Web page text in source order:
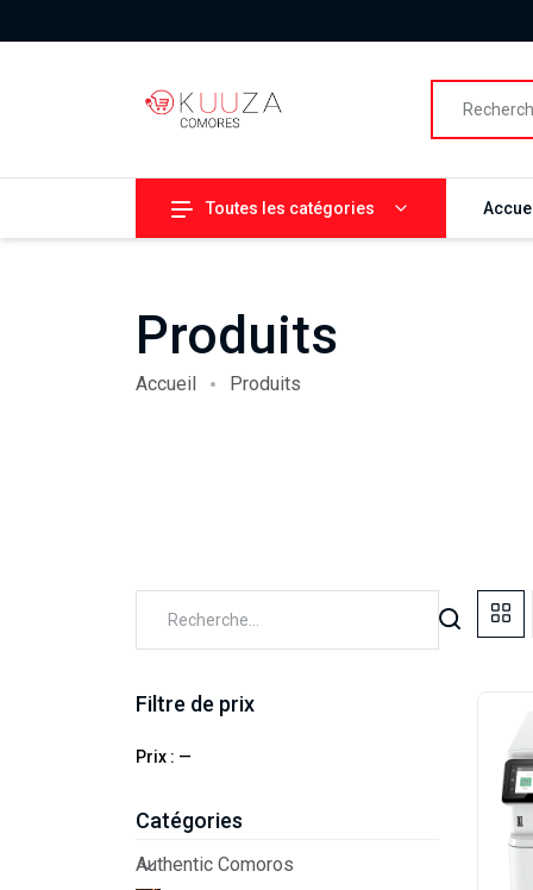
Toutes les catégories
Produits
Accueil Produits
Filtre de prix
Prix : —
Catégories
Authentic Comoros